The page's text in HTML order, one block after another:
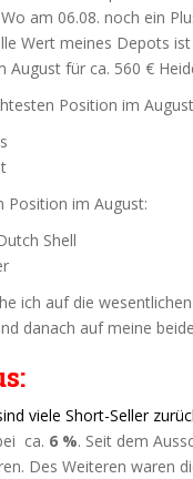
am 06.08. noch ein
Wert meines Depots
August für ca. 560 €
Position im
Position im August:
Shell
ich auf die
danach auf meine
viele Short-Seller
ca. 6 %. Seit dem
Des Weiteren waren